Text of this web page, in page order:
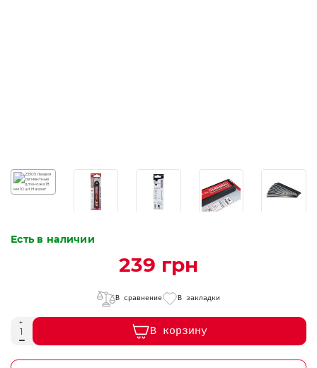
Есть в наличии
239 грн
В сравнение В закладки
В корзину